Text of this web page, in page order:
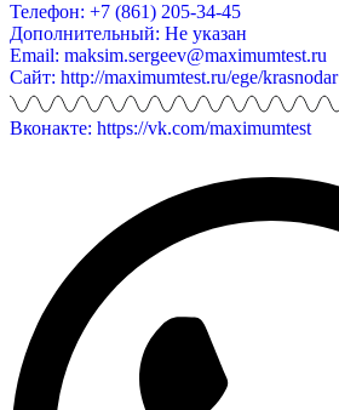
Телефон: +7 (861) 205-34-45
Дополнительный: Не указан
Email: maksim.sergeev@maximumtest.ru
Сайт: http://maximumtest.ru/ege/krasnodar
Вконакте: https://vk.com/maximumtest